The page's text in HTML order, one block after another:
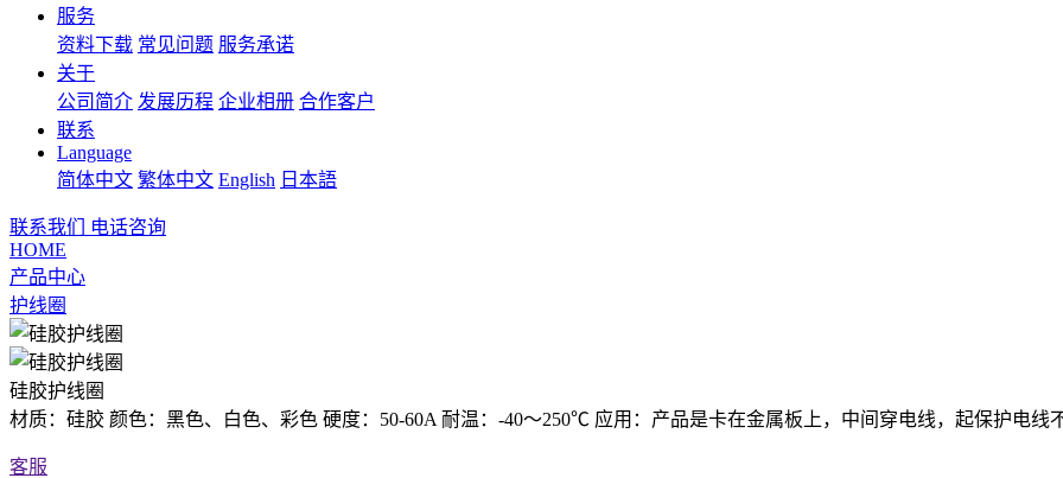
服务
资料下载 常见问题 服务承诺
关于
公司简介 发展历程 企业相册 合作客户
联系
Language
简体中文 繁体中文 English 日本語
联系我们
电话咨询
HOME
产品中心
护线圈
硅胶护线圈
材质：硅胶 颜色：黑色、白色、彩色 硬度：50-60A 耐温：-40～250℃ 应用：产品是卡在金属板上，中间穿电线，起保护电线
客服